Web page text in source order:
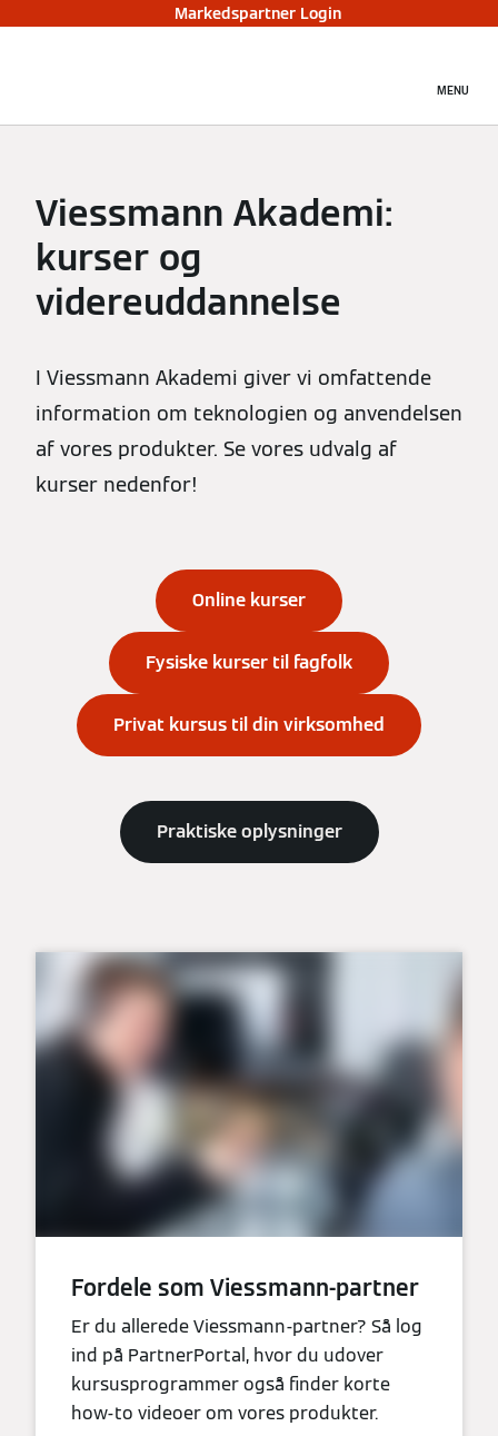
Markedspartner Login
MENU
Viessmann Akademi:
kurser og
videreuddannelse
I Viessmann Akademi giver vi omfattende
information om teknologien og anvendelsen
af vores produkter. Se vores udvalg af
kurser nedenfor!
Online kurser
Fysiske kurser til fagfolk
Privat kursus til din virksomhed
Praktiske oplysninger
Fordele som Viessmann-partner
Er du allerede Viessmann-partner? Så log
ind på PartnerPortal, hvor du udover
kursusprogrammer også finder korte
how-to videoer om vores produkter.